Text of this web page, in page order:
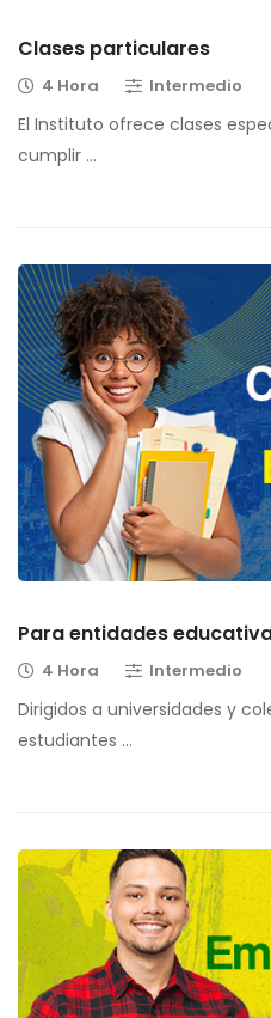
Clases particulares
4 Hora Intermedio
El Instituto ofrece clases
cumplir …
Para entidades
4 Hora Intermedio
Dirigidos a universidades y
estudiantes …